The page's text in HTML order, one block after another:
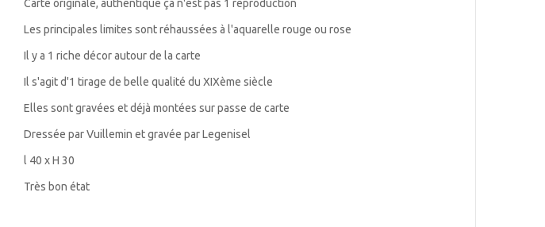
Carte originale, authentique ça n'est pas 1 reproduction
Les principales limites sont réhaussées à l'aquarelle rouge ou rose
Il y a 1 riche décor autour de la carte
Il s'agit d'1 tirage de belle qualité du XIXème siècle
Elles sont gravées et déjà montées sur passe de carte
Dressée par Vuillemin et gravée par Legenisel
l 40 x H 30
Très bon état